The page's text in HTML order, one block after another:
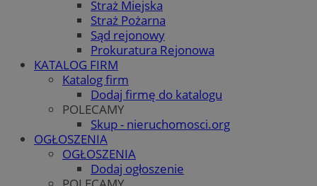
Straż Miejska
Straż Pożarna
Sąd rejonowy
Prokuratura Rejonowa
KATALOG FIRM
Katalog firm
Dodaj firmę do katalogu
POLECAMY
Skup - nieruchomosci.org
OGŁOSZENIA
OGŁOSZENIA
Dodaj ogłoszenie